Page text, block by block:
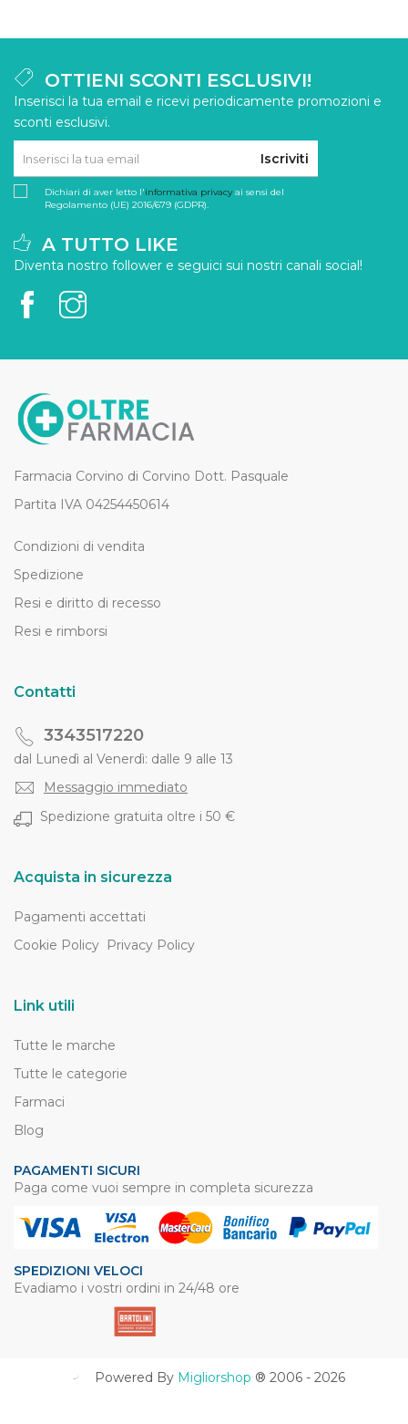
OTTIENI SCONTI ESCLUSIVI!
Inserisci la tua email e ricevi periodicamente promozioni e
sconti esclusivi.
Iscriviti
Dichiari di aver letto l'informativa privacyai sensi del
Regolamento (UE) 2016/679 (GDPR).
A TUTTO LIKE
Diventa nostro follower e seguici sui nostri canali social!
Farmacia Corvino di Corvino Dott. Pasquale
Partita IVA 04254450614
Condizioni di vendita
Spedizione
Resi e diritto di recesso
Resi e rimborsi
Contatti
3343517220
dal Lunedì al Venerdì: dalle 9 alle 13
Messaggio immediato
Spedizione gratuita oltre i 50 €
Acquista in sicurezza
Pagamenti accettati
Cookie Policy Privacy Policy
Link utili
Tutte le marche
Tutte le categorie
Farmaci
Blog
PAGAMENTI SICURI
Paga come vuoi sempre in completa sicurezza
SPEDIZIONI VELOCI
Evadiamo i vostri ordini in 24/48 ore
Powered By Migliorshop ® 2006 - 2026